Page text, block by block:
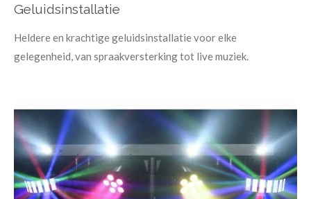
Geluidsinstallatie
Heldere en krachtige geluidsinstallatie voor elke
gelegenheid, van spraakversterking tot live muziek.